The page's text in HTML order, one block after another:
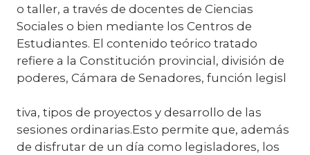
o taller, a través de docentes de Ciencias
Sociales o bien mediante los Centros de
Estudiantes. El contenido teórico tratado
refiere a la Constitución provincial, división de
poderes, Cámara de Senadores, función legisl
tiva, tipos de proyectos y desarrollo de las
sesiones ordinarias.Esto permite que, además
de disfrutar de un día como legisladores, los